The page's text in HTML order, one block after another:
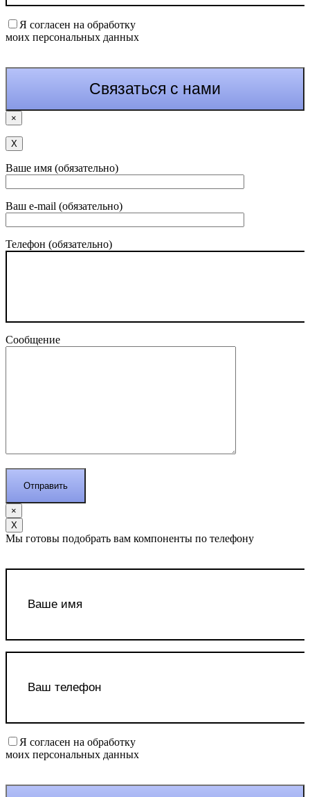
Я согласен на обработку
моих персональных данных
×
Х
Ваше имя (обязательно)
Ваш e-mail (обязательно)
Телефон (обязательно)
Сообщение
×
Х
Мы готовы подобрать вам компоненты по телефону
Я согласен на обработку
моих персональных данных